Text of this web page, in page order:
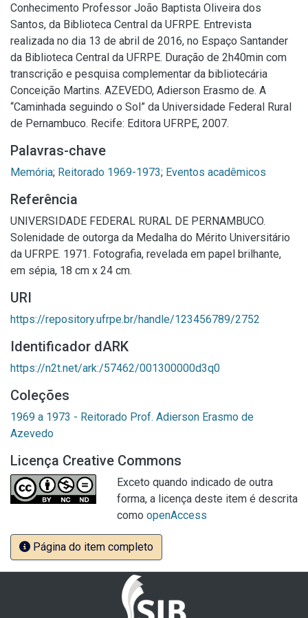
Conhecimento Professor João Baptista Oliveira dos
Santos, da Biblioteca Central da UFRPE. Entrevista
realizada no dia 13 de abril de 2016, no Espaço Santander
da Biblioteca Central da UFRPE. Duração de 2h40min com
transcrição e pesquisa complementar da bibliotecária
Conceição Martins. AZEVEDO, Adierson Erasmo de. A
“Caminhada seguindo o Sol” da Universidade Federal Rural
de Pernambuco. Recife: Editora UFRPE, 2007.
Palavras-chave
Memória; Reitorado 1969-1973; Eventos acadêmicos
Referência
UNIVERSIDADE FEDERAL RURAL DE PERNAMBUCO.
Solenidade de outorga da Medalha do Mérito Universitário
da UFRPE. 1971. Fotografia, revelada em papel brilhante,
em sépia, 18 cm x 24 cm.
URI
https://repository.ufrpe.br/handle/123456789/2752
Identificador dARK
https://n2t.net/ark:/57462/001300000d3q0
Coleções
1969 a 1973 - Reitorado Prof. Adierson Erasmo de
Azevedo
Licença Creative Commons
Exceto quando indicado de outra
forma, a licença deste item é descrita
como openAccess
Página do item completo